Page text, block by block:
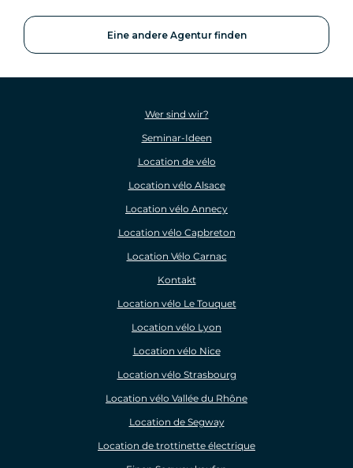
Eine andere Agentur finden
Wer sind wir?
Seminar-Ideen
Location de vélo
Location vélo Alsace
Location vélo Annecy
Location vélo Capbreton
Location Vélo Carnac
Kontakt
Location vélo Le Touquet
Location vélo Lyon
Location vélo Nice
Location vélo Strasbourg
Location vélo Vallée du Rhône
Location de Segway
Location de trottinette électrique